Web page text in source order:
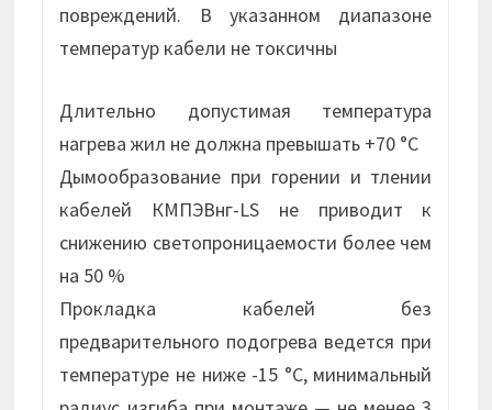
повреждений. В указанном диапазоне
температур кабели не токсичны
Длительно допустимая температура
нагрева жил не должна превышать +70 °С
Дымообразование при горении и тлении
кабелей КМПЭВнг-LS не приводит к
снижению светопроницаемости более чем
на 50 %
Прокладка кабелей без
предварительного подогрева ведется при
температуре не ниже -15 °С, минимальный